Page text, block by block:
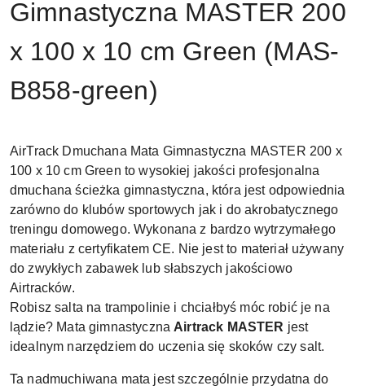
Gimnastyczna MASTER 200
x 100 x 10 cm Green (MAS-
B858-green)
AirTrack Dmuchana Mata Gimnastyczna MASTER 200 x
100 x 10 cm Green to wysokiej jakości profesjonalna
dmuchana ścieżka gimnastyczna, która jest odpowiednia
zarówno do klubów sportowych jak i do akrobatycznego
treningu domowego. Wykonana z bardzo wytrzymałego
materiału z certyfikatem CE. Nie jest to materiał używany
do zwykłych zabawek lub słabszych jakościowo
Airtracków.
Robisz salta na trampolinie i chciałbyś móc robić je na
lądzie? Mata gimnastyczna Airtrack MASTER jest
idealnym narzędziem do uczenia się skoków czy salt.
Ta nadmuchiwana mata jest szczególnie przydatna do